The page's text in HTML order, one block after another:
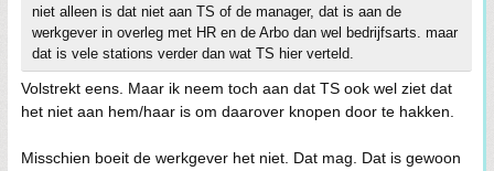
niet alleen is dat niet aan TS of de manager, dat is aan de
werkgever in overleg met HR en de Arbo dan wel bedrijfsarts. maar
dat is vele stations verder dan wat TS hier verteld.
Volstrekt eens. Maar ik neem toch aan dat TS ook wel ziet dat
het niet aan hem/haar is om daarover knopen door te hakken.
Misschien boeit de werkgever het niet. Dat mag. Dat is gewoon